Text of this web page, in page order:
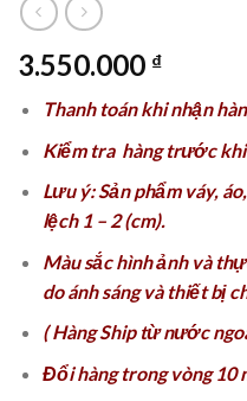
3.550.000 ₫
Thanh toán khi nhận
Kiểm tra hàng trước
Lưu ý: Sản phẩm váy,
lệch 1 – 2 (cm).
Màu sắc hình ảnh và
do ánh sáng và thiết bị
( Hàng Ship từ nước
Đổi hàng trong vòng 10